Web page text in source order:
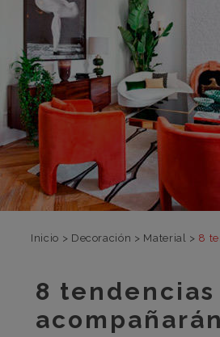
Inicio > Decoración > Material > 8
8